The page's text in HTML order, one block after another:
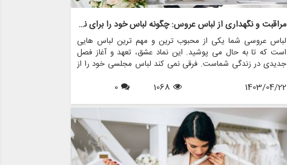
مراقبت و نگهداری از لباس عروس: چگونه لباس خود را برای نسل ها حفظ کنید
لباس عروسی شما یکی از محبوب ترین و مهم ترین لباس هایی
است که تا به حال می پوشید. این نماد عشق، تعهد و آغاز فصل
جدیدی در زندگی شماست. فرقی نمی کند لباس مجلسی خود را از
بوتیک های عروس مانند مزون چرخچی خریداری کرده باشید یا یک
میراث خانوادگی باشد، مراقبت و نگهداری مناسب برای اطمینان از
1403/04/22
1068
0